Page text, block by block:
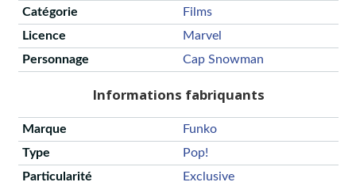
Catégorie
Films
Licence
Marvel
Personnage
Cap Snowman
Informations fabriquants
Marque
Funko
Type
Pop!
Particularité
Exclusive